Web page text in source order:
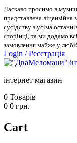
Ласкаво просимо в
представлена
сусідству з усіма
сторінці, та ми додамо
замовлення майже у
Login /Реєстрація
інтернет магазин
0 Товарів
0 0 грн.
Cart